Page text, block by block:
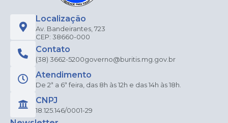
Localização
Av. Bandeirantes, 723
CEP: 38660-000
Contato
(38) 3662-5200governo@buritis.mg.gov.br
Atendimento
De 2ª a 6ª feira, das 8h às 12h e das 14h às 18h.
CNPJ
18.125.146/0001-29